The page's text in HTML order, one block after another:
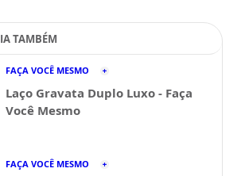
TAMBÉM
FAÇA VOCÊ MESMO
Laço Gravata Duplo Luxo - Faça
Você Mesmo
FAÇA VOCÊ MESMO